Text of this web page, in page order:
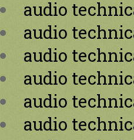
audio
audio
audio
audio
audio
audio